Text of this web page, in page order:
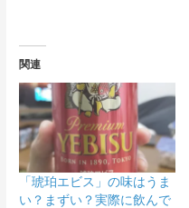
み
中…
関連
「琥珀エビス」の味はうま
い？まずい？実際に飲んで